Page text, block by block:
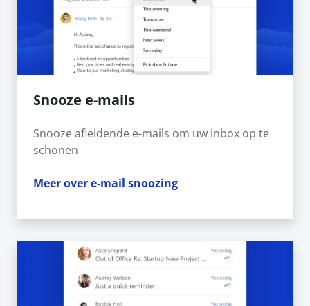
Snooze e-mails
Snooze afleidende e-mails om uw inbox op te
schonen
Meer over e-mail snoozing